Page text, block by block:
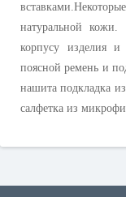
натуральной
корпусу изделия
поясной ремень и
нашита подкладка
салфетка из